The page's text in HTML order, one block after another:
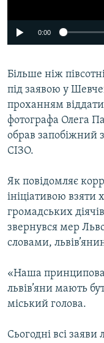
СВІДЧЕННЯ ОКУПАЦІЇ
ІНФОГРАФІКА
Русский
Qırımtatar
ДОЛУЧАЙСЯ!
Усі сайти RFE/RL
0:00
Більше ніж
під заявою у
проханням
фотографа Олега
обрав запобіжний
СІЗО.
Як повідомляє
ініціативою взяти
громадських
звернувся мер
словами,
«Наша принципова
львів’яни мають
міський голова.
Сьогодні всі заяви